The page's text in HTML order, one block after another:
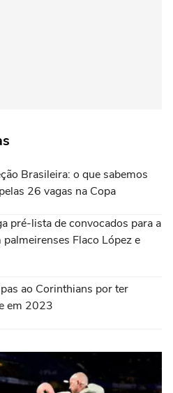
Brasileira: o que sabemos
26 vagas na Copa
pré-lista de convocados para a
Flaco López e
ao Corinthians por ter
em 2023